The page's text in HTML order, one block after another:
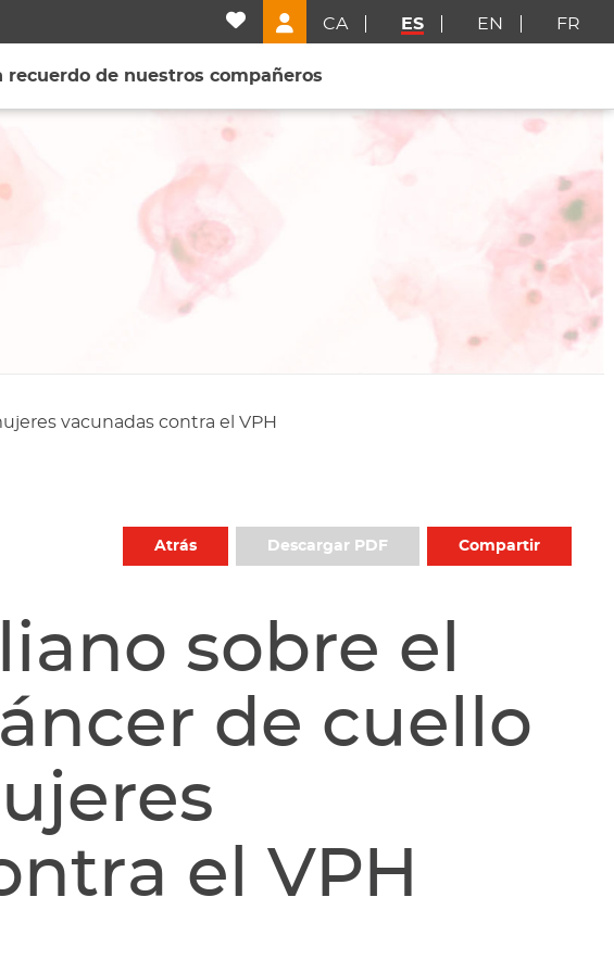
vacunadas contra el VPH
Atrás Descargar PDF Compartir
sobre el
de cuello
el VPH
recuerdo de nuestros compañeros
CA ES EN FR